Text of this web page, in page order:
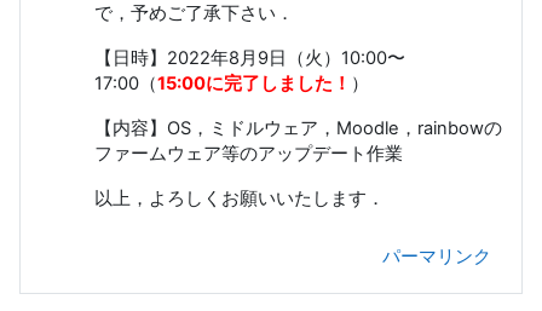
で，予めご了承下さい．
【日時】2022年8月9日（火）10:00〜
17:00（15:00に完了しました！ ）
【内容】OS，ミドルウェア，Moodle，rainbowの
ファームウェア等のアップデート作業
以上，よろしくお願いいたします．
パーマリンク